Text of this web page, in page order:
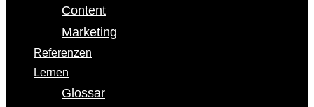
Content
Marketing
Referenzen
Lernen
Glossar